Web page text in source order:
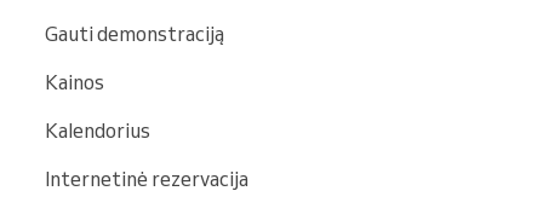
Gauti demonstraciją
Kainos
Kalendorius
Internetinė rezervacija